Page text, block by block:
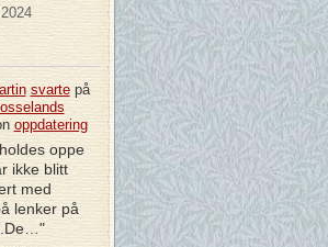
svartepå
oppdatering
oppe
ikke blitt
med
lenker på